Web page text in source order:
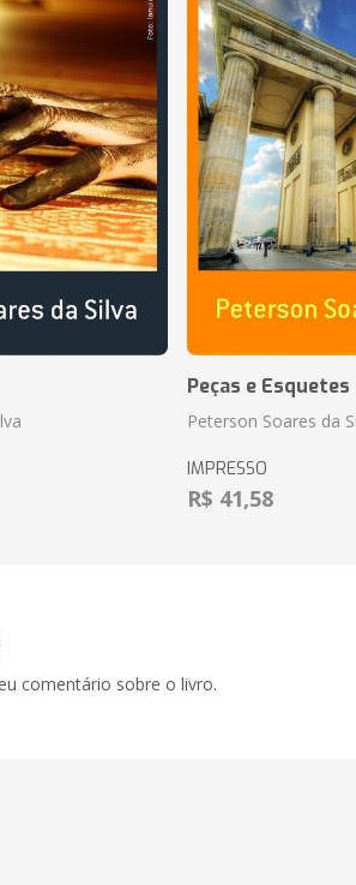
Peças e
Peterson Soares da
IMPRESSO
R$ 41,58
comentário sobre o livro.